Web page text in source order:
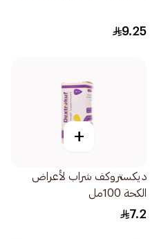
9.25
+
ديكستروكف شراب لأعراض
الكحة 100مل
7.2